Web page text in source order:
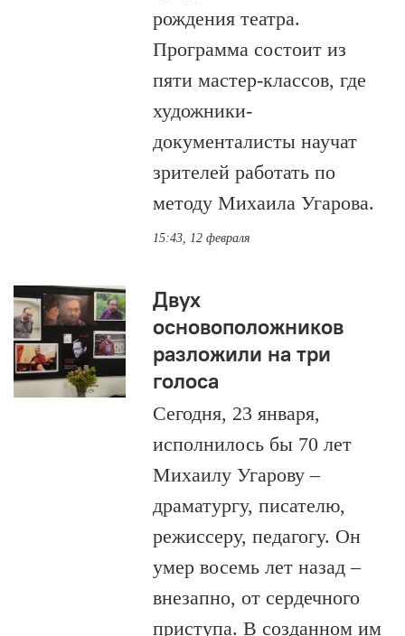
рождения театра.
Программа состоит из
пяти мастер-классов, где
художники-
документалисты научат
зрителей работать по
методу Михаила Угарова.
15:43, 12 февраля
Двух
основоположников
разложили на три
голоса
Сегодня, 23 января,
исполнилось бы 70 лет
Михаилу Угарову –
драматургу, писателю,
режиссеру, педагогу. Он
умер восемь лет назад –
внезапно, от сердечного
приступа. В созданном им